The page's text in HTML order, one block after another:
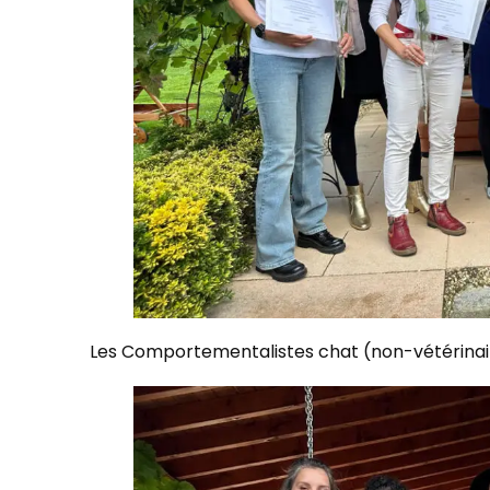
​Les Comportementalistes chat (non-